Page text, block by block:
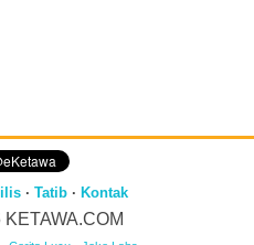
· Tatib· Kontak
KETAWA.COM